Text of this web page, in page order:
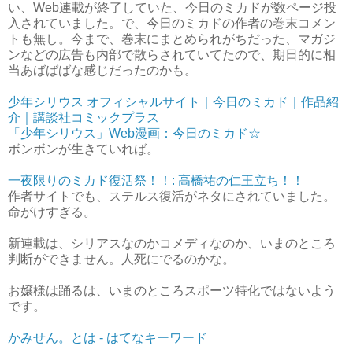
い、Web連載が終了していた、今日のミカドが数ページ投
入されていました。で、今日のミカドの作者の巻末コメン
トも無し。今まで、巻末にまとめられがちだった、マガジ
ンなどの広告も内部で散らされていてたので、期日的に相
当あばばばな感じだったのかも。
少年シリウス オフィシャルサイト｜今日のミカド｜作品紹
介｜講談社コミックプラス
「少年シリウス」Web漫画：今日のミカド☆
ボンボンが生きていれば。
一夜限りのミカド復活祭！！: 高橋祐の仁王立ち！！
作者サイトでも、ステルス復活がネタにされていました。
命がけすぎる。
新連載は、シリアスなのかコメディなのか、いまのところ
判断ができません。人死にでるのかな。
お嬢様は踊るは、いまのところスポーツ特化ではないよう
です。
かみせん。とは - はてなキーワード